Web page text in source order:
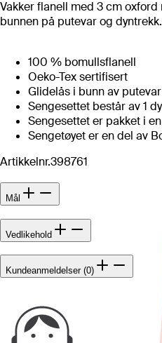
Vakker flanell med 3 cm
bunnen på putevar og dyntrekk.
100 %
Oeko-Tex sertifisert
Glidelås i bunn av
Sengesettet består av 1
Sengesettet er pakket i
Sengetøyet er en del av
Artikkelnr.398761
Mål
Vedlikehold
Kundeanmeldelser (0)